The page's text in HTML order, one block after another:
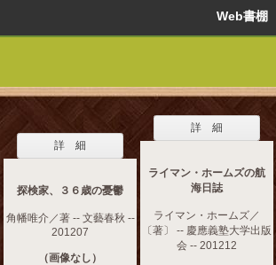
Web書
詳 細
探検家、３６歳の憂鬱
角幡唯介／著 -- 文藝春秋 --
201207
（画像なし）
詳 細
ライマン・ホームズの航
海日誌
ライマン・ホームズ／
〔著〕 -- 慶應義塾大学出版
会 -- 201212